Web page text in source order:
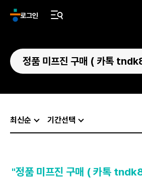
로그인
최신순 기간선택
"정품 미프진 구매 ( 카톡